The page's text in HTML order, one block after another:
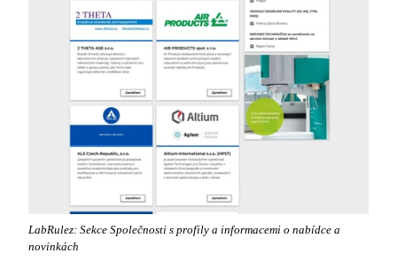
LabRulez: Sekce Společnosti s profily a informacemi o nabídce a
novinkách